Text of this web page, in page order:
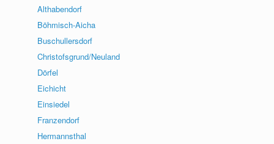
Althabendorf
Böhmisch-Aicha
Buschullersdorf
Christofsgrund/Neuland
Dörfel
Eichicht
Einsiedel
Franzendorf
Hermannsthal